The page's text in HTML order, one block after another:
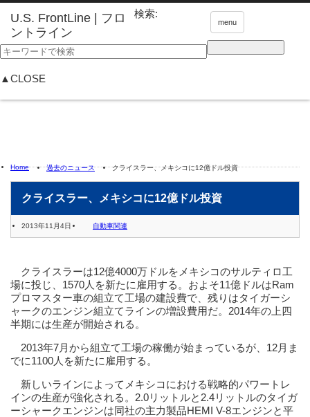
menu
検索:
▲CLOSE
Home 過去のニュース クライスラー、メキシコに12億ドル投資
クライスラー、メキシコに12億ドル投資
2013年11月4日 自動車関連
クライスラーは12億4000万ドルをメキシコのサルティロ工
場に投じ、1570人を新たに雇用する。およそ11億ドルはRam
プロマスター車の組立て工場の建設費で、残りはタイガーシ
ャークのエンジン組立てラインの増設費用だ。2014年の上四
半期には生産が開始される。
2013年7月から組立て工場の稼働が始まっているが、12月ま
でに1100人を新たに雇用する。
新しいラインによってメキシコにおける戦略的パワートレ
インの生産が強化される。2.0リットルと2.4リットルのタイガ
ーシャークエンジンは同社の主力製品HEMI V-8エンジンと平